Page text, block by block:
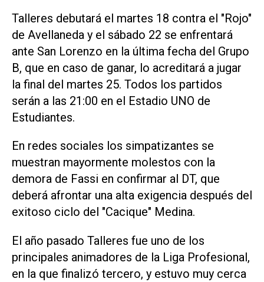
Talleres debutará el martes 18 contra el "Rojo"
de Avellaneda y el sábado 22 se enfrentará
ante San Lorenzo en la última fecha del Grupo
B, que en caso de ganar, lo acreditará a jugar
la final del martes 25. Todos los partidos
serán a las 21:00 en el Estadio UNO de
Estudiantes.
En redes sociales los simpatizantes se
muestran mayormente molestos con la
demora de Fassi en confirmar al DT, que
deberá afrontar una alta exigencia después del
exitoso ciclo del "Cacique" Medina.
El año pasado Talleres fue uno de los
principales animadores de la Liga Profesional,
en la que finalizó tercero, y estuvo muy cerca